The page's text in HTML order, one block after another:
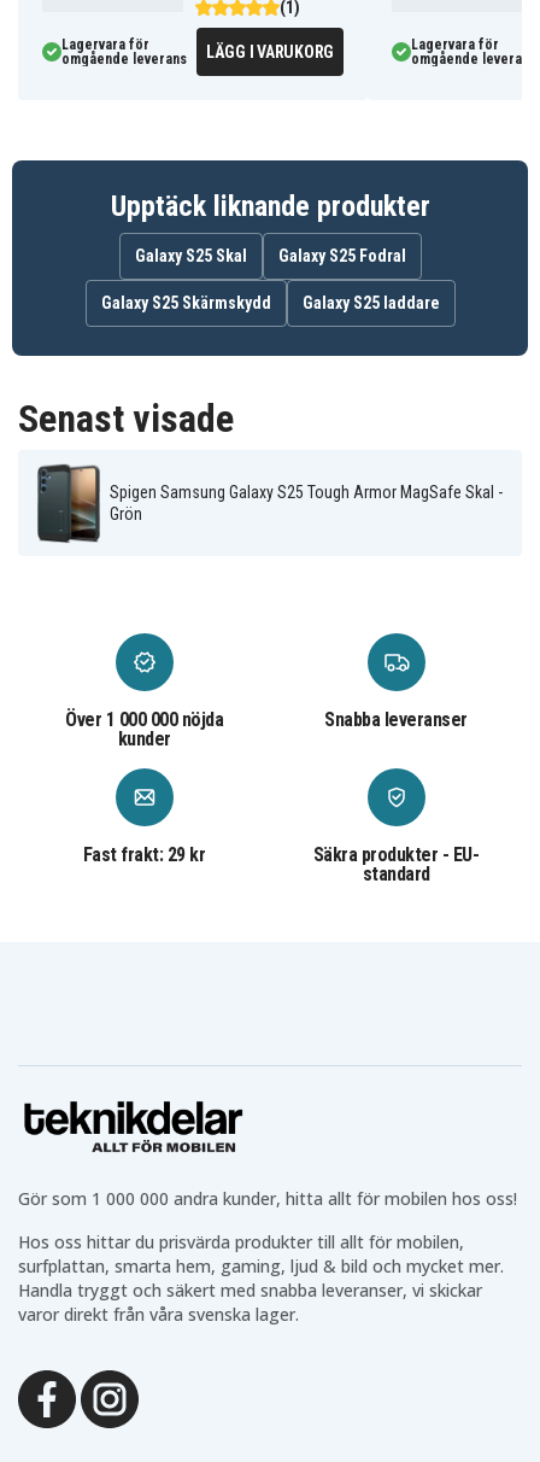
Egenskaper:
Märke: Spigen
Material: Plast
Kompatibel med: Samsung Galaxy S25
186209
EAN / GTIN 8809971238410
Märke
Färg Grön
Material
(1)
Lagervara för
omgående leverans
LÄGG I VARUKORG
Lagervara för
omgående leverans
Upptäck liknande produkter
Galaxy S25 Skal Galaxy S25 Fodral
Galaxy S25 Skärmskydd Galaxy S25 laddare
Senast visade
Spigen Samsung Galaxy S25 Tough Armor MagSafe Skal -
Grön
Över 1 000 000 nöjda
kunder
Snabba leveranser
Fast frakt: 29 kr
Säkra produkter - EU-
standard
Gör som 1 000 000 andra kunder, hitta allt för mobilen hos oss!
Hos oss hittar du prisvärda produkter till allt för mobilen,
surfplattan, smarta hem, gaming, ljud & bild och mycket mer.
Handla tryggt och säkert med snabba leveranser, vi skickar
varor direkt från våra svenska lager.